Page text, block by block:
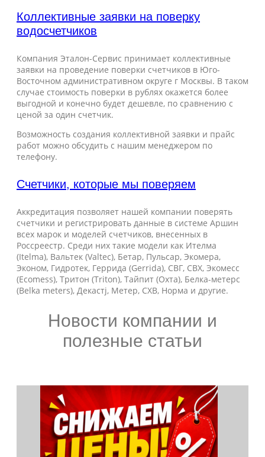
Коллективные заявки на поверку
водосчетчиков
Компания Эталон-Сервис принимает коллективные
заявки на проведение поверки счетчиков в Юго-
Восточном административном округе г Москвы. В таком
случае стоимость поверки в рублях окажется более
выгодной и конечно будет дешевле, по сравнению с
ценой за один счетчик.
Возможность создания коллективной заявки и прайс
работ можно обсудить с нашим менеджером по
телефону.
Счетчики, которые мы поверяем
Аккредитация позволяет нашей компании поверять
счетчики и регистрировать данные в системе Аршин
всех марок и моделей счетчиков, внесенных в
Россреестр. Среди них такие модели как Ителма
(Itelma), Вальтек (Valtec), Бетар, Пульсар, Экомера,
Эконом, Гидротек, Геррида (Gerrida), СВГ, СВХ, Экомесс
(Ecomess), Тритон (Triton), Тайпит (Охта), Белка-метерс
(Belka meters), Декастj, Метер, СХВ, Норма и другие.
Новости компании и
полезные статьи